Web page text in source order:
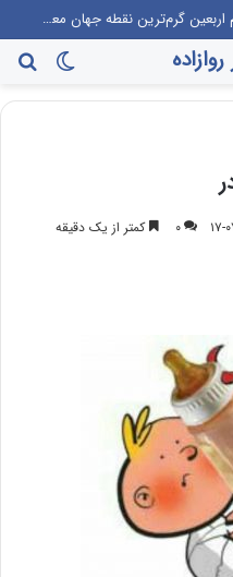
این‌که مرندی رو بیارن صدا‌ و سیما، برنامه جوانی جمعیت، درست مثل این می‌مونه که صدام رو دعوت کنن راهیان نور!
تغییر
پوسته
۰ کمتر از یک دقیقه